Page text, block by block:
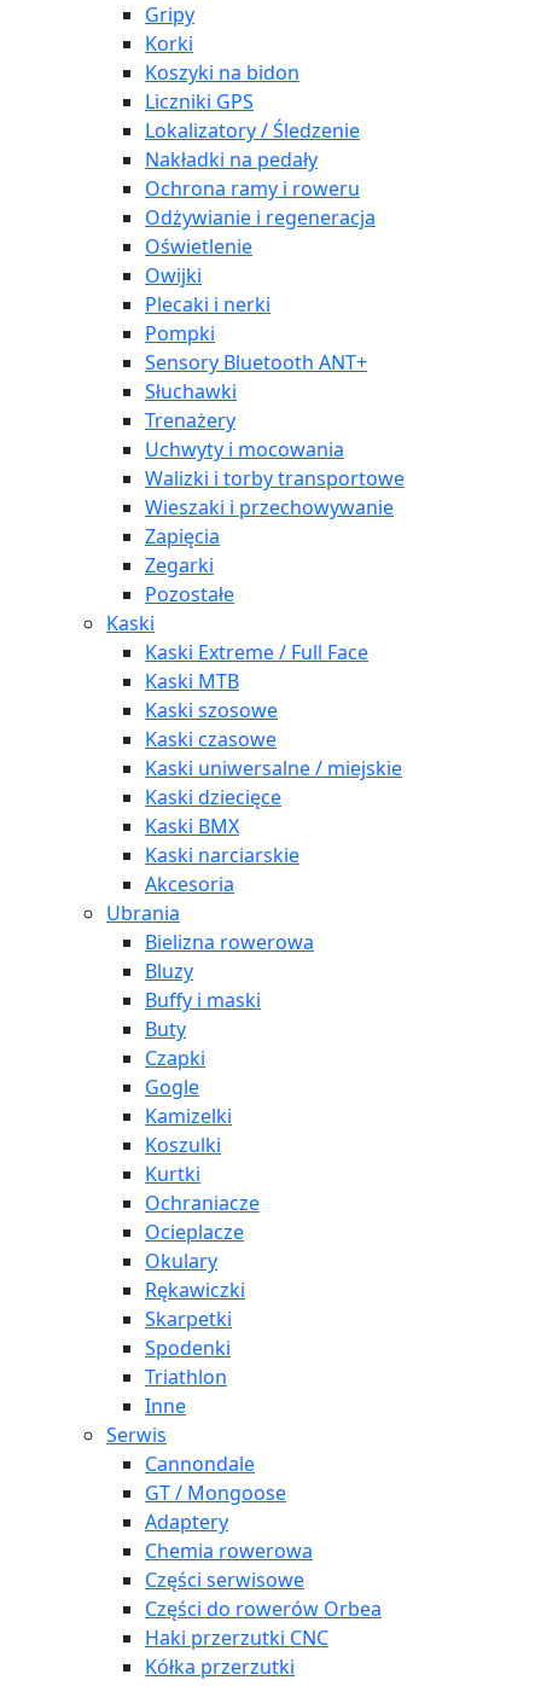
Gripy
Korki
Koszyki na bidon
Liczniki GPS
Lokalizatory / Śledzenie
Nakładki na pedały
Ochrona ramy i roweru
Odżywianie i regeneracja
Oświetlenie
Owijki
Plecaki i nerki
Pompki
Sensory Bluetooth ANT+
Słuchawki
Trenażery
Uchwyty i mocowania
Walizki i torby transportowe
Wieszaki i przechowywanie
Zapięcia
Zegarki
Pozostałe
Kaski
Kaski Extreme / Full Face
Kaski MTB
Kaski szosowe
Kaski czasowe
Kaski uniwersalne / miejskie
Kaski dziecięce
Kaski BMX
Kaski narciarskie
Akcesoria
Ubrania
Bielizna rowerowa
Bluzy
Buffy i maski
Buty
Czapki
Gogle
Kamizelki
Koszulki
Kurtki
Ochraniacze
Ocieplacze
Okulary
Rękawiczki
Skarpetki
Spodenki
Triathlon
Inne
Serwis
Cannondale
GT / Mongoose
Adaptery
Chemia rowerowa
Części serwisowe
Części do rowerów Orbea
Haki przerzutki CNC
Kółka przerzutki